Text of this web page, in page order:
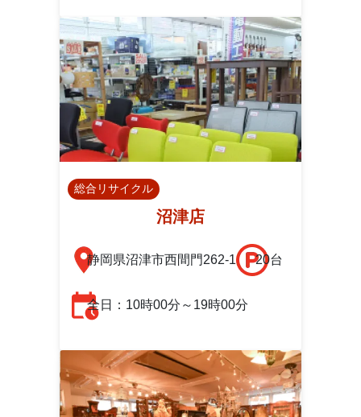
総合リサイクル
沼津店
静岡県沼津市西間門262-1 20台
全日：10時00分～19時00分